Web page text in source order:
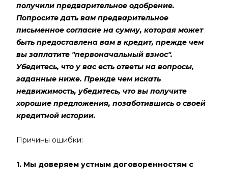
получили предварительное одобрение.
Попросите дать вам предварительное
письменное согласие на сумму, которая может
быть предоставлена вам в кредит, прежде чем
вы заплатите "первоначальный взнос".
Убедитесь, что у вас есть ответы на вопросы,
заданные ниже. Прежде чем искать
недвижимость, убедитесь, что вы получите
хорошие предложения, позаботившись о своей
кредитной истории.
Причины ошибки:
1. Мы доверяем устным договоренностям с